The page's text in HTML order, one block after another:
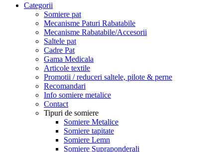
Categorii
Somiere pat
Mecanisme Paturi Rabatabile
Mecanisme Rabatabile/Accesorii
Saltele pat
Cadre Pat
Gama Medicala
Articole textile
Promotii / reduceri saltele, pilote & perne
Recomandari
Info somiere metalice
Contact
Tipuri de somiere
Somiere Metalice
Somiere tapitate
Somiere Lemn
Somiere Supraponderali